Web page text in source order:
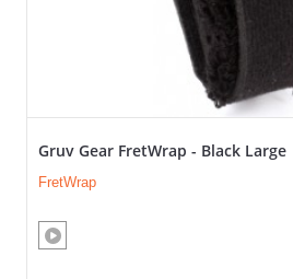
Gruv Gear FretWrap - Black Large
FretWrap